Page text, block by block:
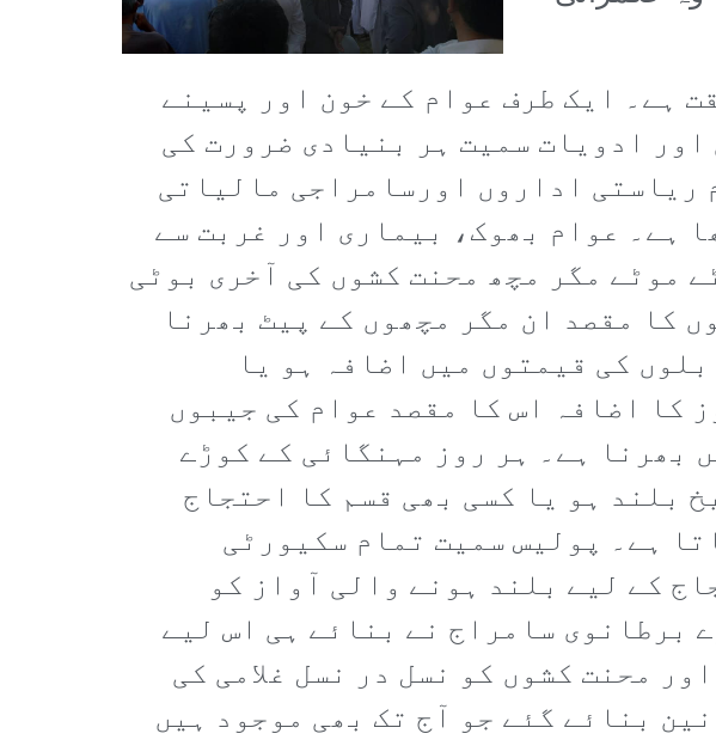
ہے۔ ایک طرف عوام کے خون اور پسینے
ادویات سمیت ہر بنیادی ضرورت کی
ریاستی اداروں اورسامراجی مالیاتی
ہے۔ عوام بھوک، بیماری اور غربت سے
موٹے مگر مچھ محنت کشوں کی آخری بوٹی
کا مقصد ان مگر مچھوں کے پیٹ بھرنا
کی قیمتوں میں اضافہ ہو یا
کا اضافہ اس کا مقصد عوام کی جیبوں
بھرنا ہے۔ ہر روز مہنگائی کے کوڑے
بلند ہو یا کسی بھی قسم کا احتجاج
ہے۔ پولیس سمیت تمام سکیورٹی
کے لیے بلند ہونے والی آواز کو
برطانوی سامراج نے بنائے ہی اس لیے
محنت کشوں کو نسل در نسل غلامی کی
بنائے گئے جو آج تک بھی موجود ہیں